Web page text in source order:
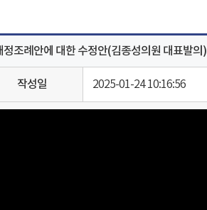
조례안에 대한 수정안(김종성의원 대표발의)
작성일 2025-01-24 10:16:56